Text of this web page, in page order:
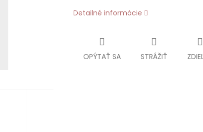
Detailné informácie
OPÝTAŤ SA STRÁŽIŤ